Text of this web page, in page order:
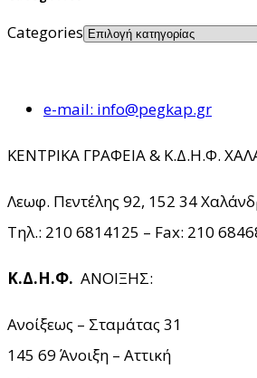
Categories
e-mail: info@pegkap.gr
ΚΕΝΤΡΙΚΑ ΓΡΑΦΕΙΑ & Κ.Δ.Η.Φ.
Λεωφ. Πεντέλης 92, 152 34
Τηλ.: 210 6814125 – Fax: 210
Κ.Δ.Η.Φ. ΑΝΟΙΞΗΣ:
Ανοίξεως – Σταμάτας 31
145 69 Άνοιξη – Αττική